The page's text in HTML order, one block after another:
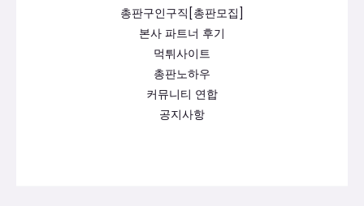
총판구인구직[총판모집]
본사 파트너 후기
먹튀사이트
총판노하우
커뮤니티 연합
공지사항